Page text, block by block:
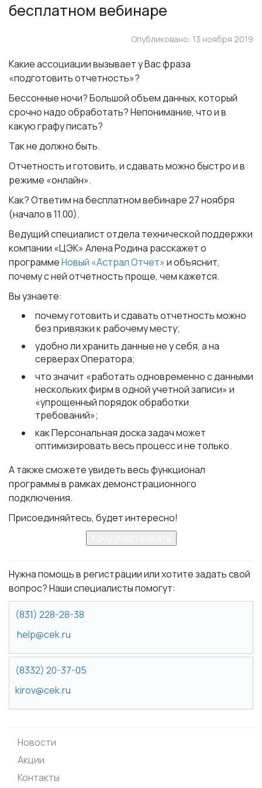
бесплатном вебинаре
Опубликовано: 13 ноября 2019
Какие ассоциации вызывает у Вас фраза
«подготовить отчетность»?
Бессонные ночи? Большой объем данных, который
срочно надо обработать? Непонимание, что и в
какую графу писать?
Так не должно быть.
Отчетность и готовить, и сдавать можно быстро и в
режиме «онлайн».
Как?Ответим на бесплатном вебинаре 27 ноября
(начало в 11.00).
Ведущий специалист отдела технической поддержки
компании «ЦЭК» Алена Родина расскажет о
программеНовый «Астрал Отчет» и объяснит,
почему с ней отчетность проще, чем кажется.
Вы узнаете:
почему готовить и сдавать отчетность можно
без привязки к рабочему месту;
удобно ли хранить данные не у себя, а на
серверах Оператора;
что значит «работать одновременно с данными
нескольких фирм в одной учетной записи» и
«упрощенный порядок обработки
требований»;
как Персональная доска задач может
оптимизировать весь процесс и не только.
А также сможете увидеть весь функционал
программы в рамках демонстрационного
подключения.
Присоединяйтесь, будет интересно!
Нужна помощь в регистрации или хотите задать свой
вопрос? Наши специалисты помогут:
(831) 228-28-38
help@cek.ru
(8332) 20-37-05
kirov@cek.ru
Новости
Акции
Контакты